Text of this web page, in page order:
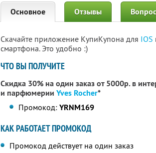
Основное Отзывы
Скачайте приложение КупиКупона для IOS
смартфона. Это удобно :)
ЧТО ВЫ ПОЛУЧИТЕ
Скидка 30% на один заказ от 5000р. в
и парфюмерии Yves Rocher*
Промокод:YRNM169
КАК РАБОТАЕТ ПРОМОКОД
Промокод действует на один заказ